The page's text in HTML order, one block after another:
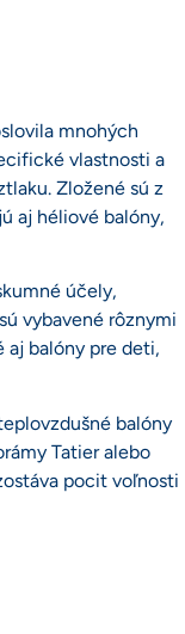
mnohých
vlastnosti a
Zložené sú z
aj héliové balóny,
účely,
vybavené rôznymi
aj balóny pre deti,
balóny
Tatier alebo
pocit voľnosti